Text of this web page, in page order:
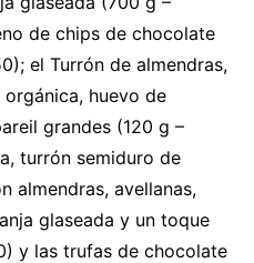
de chips de chocolate
el Turrón de almendras,
huevo de
grandes (120 g –
turrón semiduro de
almendras, avellanas,
glaseada y un toque
y las trufas de chocolate